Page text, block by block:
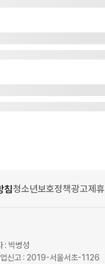
침청소년보호정책광고제휴
: 박병성
신고 : 2019-서울서초-1126